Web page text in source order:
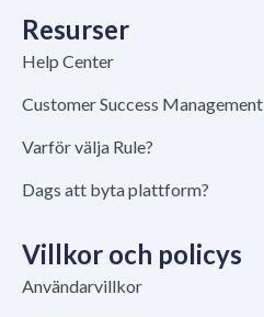
Resurser
Help Center
Customer Success Management
Varför välja Rule?
Dags att byta plattform?
Villkor och policys
Användarvillkor